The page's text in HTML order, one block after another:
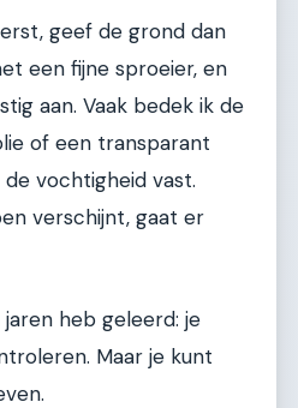
geef de grond dan
een fijne sproeier, en
aan. Vaak bedek ik de
of een transparant
vochtigheid vast.
verschijnt, gaat er
heb geleerd: je
Maar je kunt